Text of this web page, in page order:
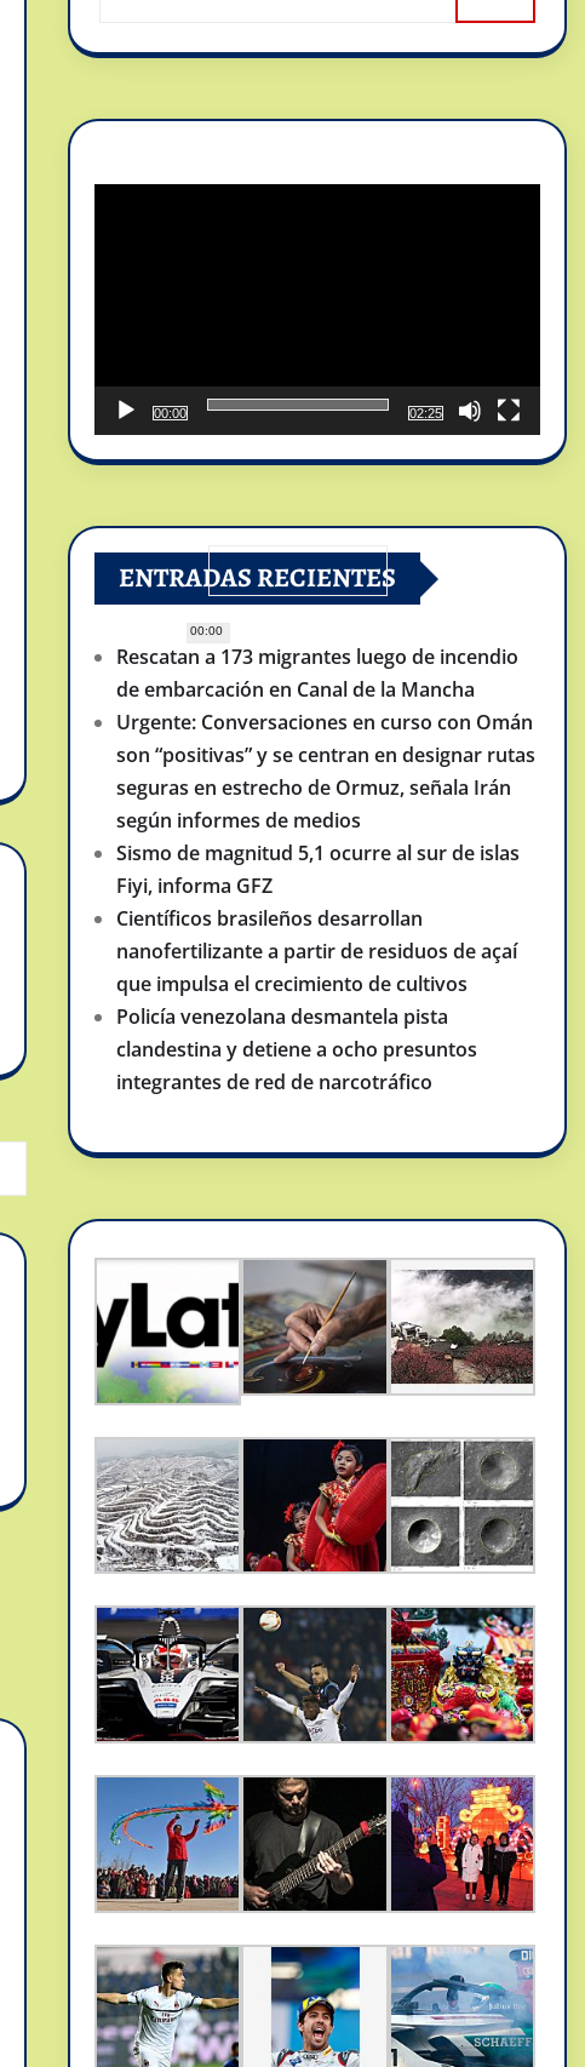
00:00
00:00
02:25
ENTRADAS RECIENTES
Rescatan a 173 migrantes luego de incendio
de embarcación en Canal de la Mancha
Urgente: Conversaciones en curso con Omán
son “positivas” y se centran en designar rutas
seguras en estrecho de Ormuz, señala Irán
según informes de medios
Sismo de magnitud 5,1 ocurre al sur de islas
Fiyi, informa GFZ
Científicos brasileños desarrollan
nanofertilizante a partir de residuos de açaí
que impulsa el crecimiento de cultivos
Policía venezolana desmantela pista
clandestina y detiene a ocho presuntos
integrantes de red de narcotráfico